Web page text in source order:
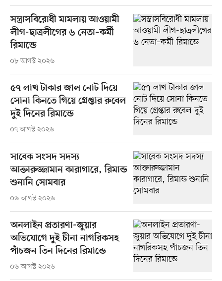
সন্ত্রাসবিরোধী মামলায় আওয়ামী
লীগ-ছাত্রলীগের ৬ নেতা–কর্মী
রিমান্ডে
০৮ আগস্ট ২০২৬
৫৭ লাখ টাকার জাল নোট দিয়ে
সোনা কিনতে গিয়ে গ্রেপ্তার রুবেল
দুই দিনের রিমান্ডে
০৭ আগস্ট ২০২৬
সাবেক সংসদ সদস্য
আক্তারুজ্জামান কারাগারে, রিমান্ড
শুনানি সোমবার
০৬ আগস্ট ২০২৬
অনলাইন প্রতারণা-জুয়ার
অভিযোগে দুই চীনা নাগরিকসহ
পাঁচজন তিন দিনের রিমান্ডে
০৬ আগস্ট ২০২৬